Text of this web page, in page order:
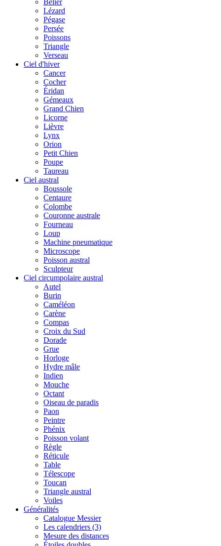
Bélier
Lézard
Pégase
Persée
Poissons
Triangle
Verseau
Ciel d'hiver
Cancer
Cocher
Éridan
Gémeaux
Grand Chien
Licorne
Lièvre
Lynx
Orion
Petit Chien
Poupe
Taureau
Ciel austral
Boussole
Centaure
Colombe
Couronne australe
Fourneau
Loup
Machine pneumatique
Microscope
Poisson austral
Sculpteur
Ciel circumpolaire austral
Autel
Burin
Caméléon
Carène
Compas
Croix du Sud
Dorade
Grue
Horloge
Hydre mâle
Indien
Mouche
Octant
Oiseau de paradis
Paon
Peintre
Phénix
Poisson volant
Règle
Réticule
Table
Télescope
Toucan
Triangle austral
Voiles
Généralités
Catalogue Messier
Les calendriers (3)
Mesure des distances